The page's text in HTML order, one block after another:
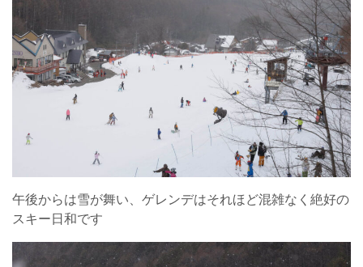
午後からは雪が舞い、ゲレンデはそれほど混雑なく絶好の
スキー日和です